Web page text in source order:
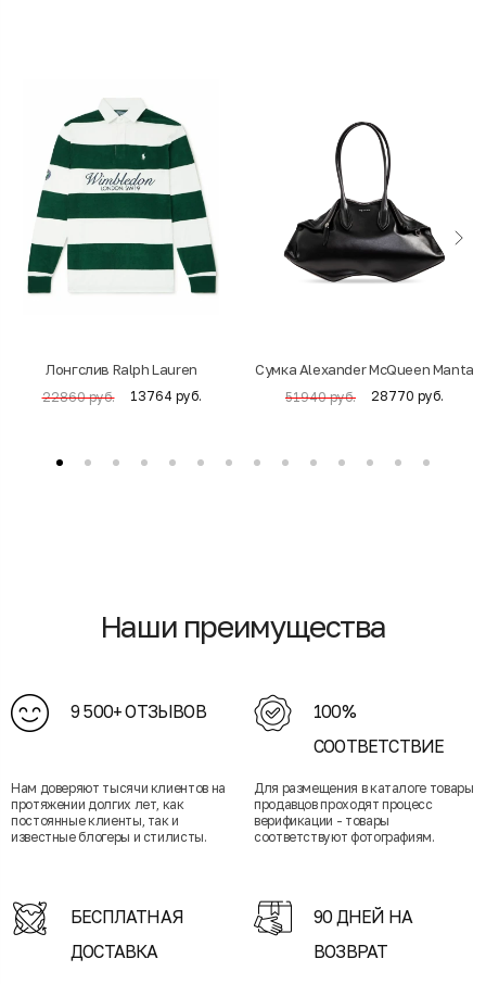
Лонгслив Ralph Lauren
22860 руб. 13764 руб.
Cумка Alexander McQueen Manta
51940 руб. 28770 руб.
Наши преимущества
9 500+ ОТЗЫВОВ
Нам доверяют тысячи клиентов на
протяжении долгих лет, как
постоянные клиенты, так и
известные блогеры и стилисты.
100%
СООТВЕТСТВИЕ
Для размещения в каталоге товары
продавцов проходят процесс
верификации - товары
соответствуют фотографиям.
БЕСПЛАТНАЯ
ДОСТАВКА
90 ДНЕЙ НА
ВОЗВРАТ